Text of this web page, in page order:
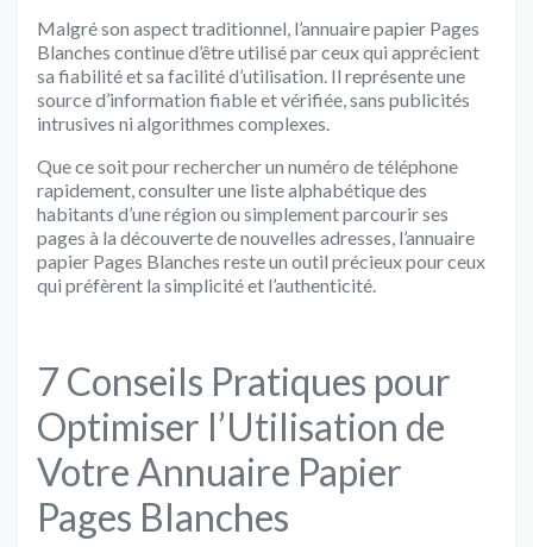
Malgré son aspect traditionnel, l’annuaire papier Pages
Blanches continue d’être utilisé par ceux qui apprécient
sa fiabilité et sa facilité d’utilisation. Il représente une
source d’information fiable et vérifiée, sans publicités
intrusives ni algorithmes complexes.
Que ce soit pour rechercher un numéro de téléphone
rapidement, consulter une liste alphabétique des
habitants d’une région ou simplement parcourir ses
pages à la découverte de nouvelles adresses, l’annuaire
papier Pages Blanches reste un outil précieux pour ceux
qui préfèrent la simplicité et l’authenticité.
7 Conseils Pratiques pour
Optimiser l’Utilisation de
Votre Annuaire Papier
Pages Blanches